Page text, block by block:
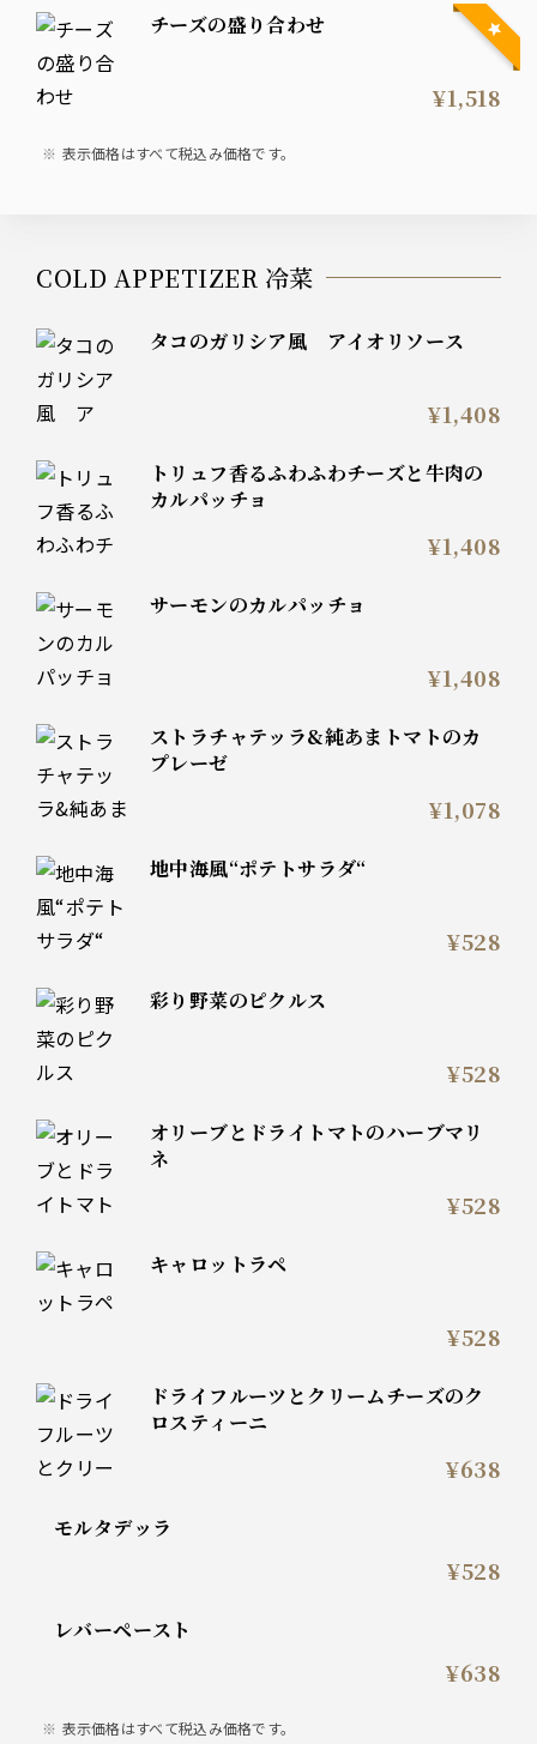
チーズの盛り合わせ
¥1,518
表示価格はすべて税込み価格です。
COLD APPETIZER 冷菜
タコのガリシア風 アイオリソース
¥1,408
トリュフ香るふわふわチーズと牛肉の
カルパッチョ
¥1,408
サーモンのカルパッチョ
¥1,408
ストラチャテッラ&純あまトマトのカ
プレーゼ
¥1,078
地中海風“ポテトサラダ“
¥528
彩り野菜のピクルス
¥528
オリーブとドライトマトのハーブマリ
ネ
¥528
キャロットラペ
¥528
ドライフルーツとクリームチーズのク
ロスティーニ
¥638
モルタデッラ
¥528
レバーペースト
¥638
表示価格はすべて税込み価格です。